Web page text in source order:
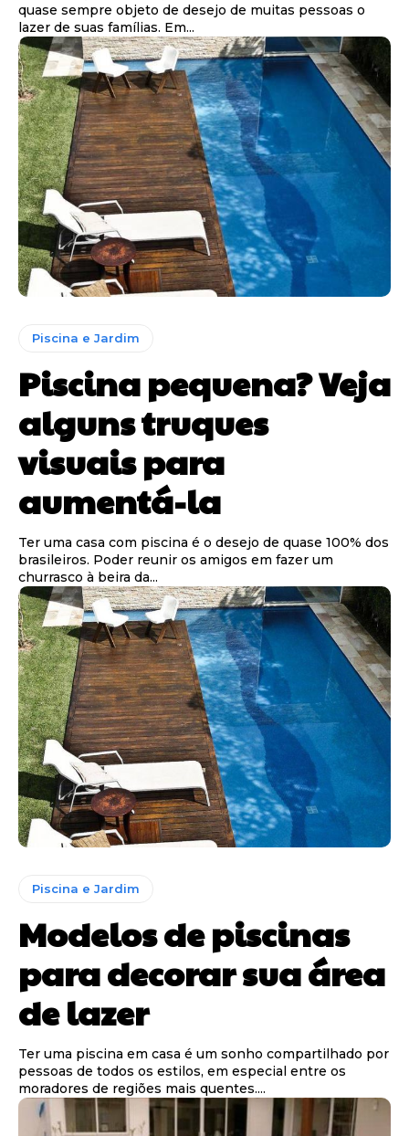
quase sempre objeto de desejo de muitas pessoas o
lazer de suas famílias. Em...
Piscina e Jardim
Piscina pequena? Veja
alguns truques
visuais para
aumentá-la
Ter uma casa com piscina é o desejo de quase 100% dos
brasileiros. Poder reunir os amigos em fazer um
churrasco à beira da...
Piscina e Jardim
Modelos de piscinas
para decorar sua área
de lazer
Ter uma piscina em casa é um sonho compartilhado por
pessoas de todos os estilos, em especial entre os
moradores de regiões mais quentes....